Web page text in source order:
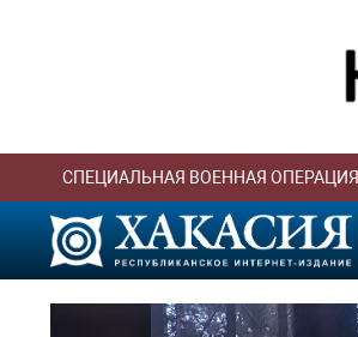
СПЕЦИАЛЬНАЯ ВОЕННАЯ ОПЕРАЦИЯ